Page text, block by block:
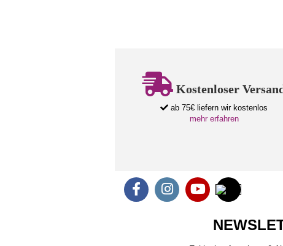
Kostenloser
ab 75€ liefern wir kostenlos
mehr erfahren